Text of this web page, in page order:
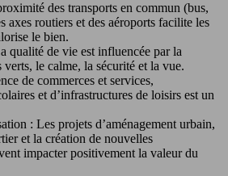
des transports en commun (bus,
axes routiers et des aéroports facilite les
le bien.
qualité de vie est influencée par la
verts, le calme, la sécurité et la vue.
de commerces et services,
et d’infrastructures de loisirs est un
: Les projets d’aménagement urbain,
et la création de nouvelles
impacter positivement la valeur du